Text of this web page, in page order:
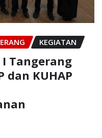
KEGIATAN
Tangerang
dan KUHAP